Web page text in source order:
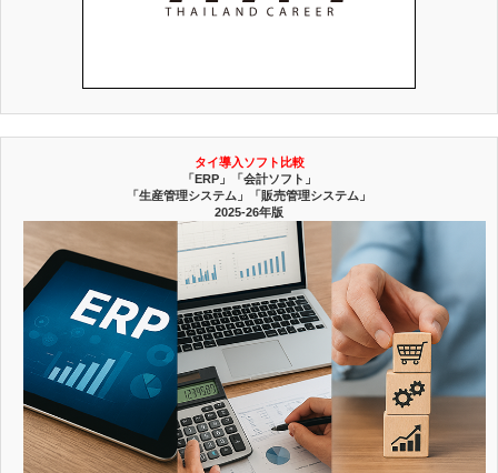
タイ導入ソフト比較
「ERP」「会計ソフト」
「生産管理システム」「販売管理システム」
2025-26年版